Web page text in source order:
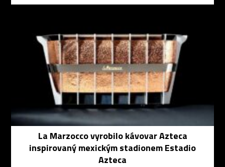
La Marzocco vyrobilo kávovar Azteca
inspirovaný mexickým stadionem Estadio
Azteca